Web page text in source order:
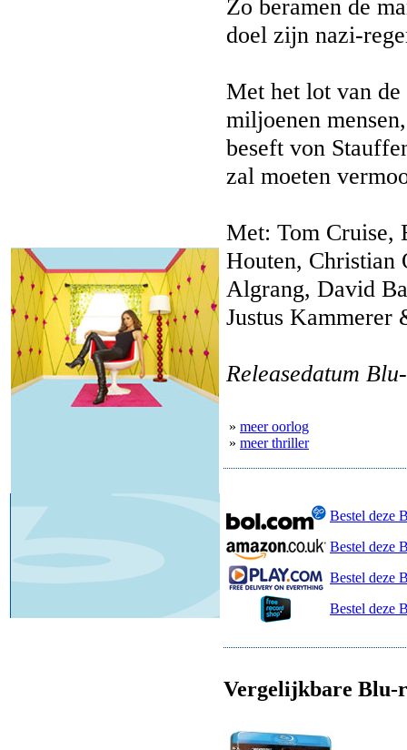
Zo beramen de
doel zijn nazi-
Met het lot van
miljoenen
beseft von
zal moeten
Met: Tom Cruise,
Houten,
Algrang, David
Justus Kammerer
Releasedatum
» meer oorlog
» meer thriller
Bestel deze
Bestel deze
Bestel deze
Bestel deze
Vergelijkbare Blu-